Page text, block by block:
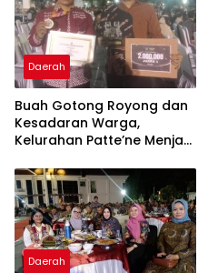
Daerah
Buah Gotong Royong dan
Kesadaran Warga,
Kelurahan Patte’ne Menjadi
2026
Daerah